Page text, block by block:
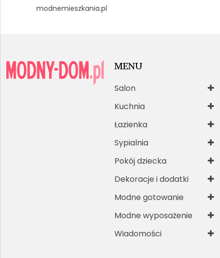
modnemieszkania.pl
MENU
Salon
Kuchnia
Łazienka
Sypialnia
Pokój dziecka
Dekoracje i dodatki
Modne gotowanie
Modne wyposażenie
Wiadomości